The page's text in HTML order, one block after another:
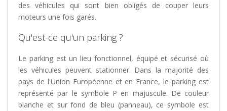
des véhicules qui sont bien obligés de couper leurs
moteurs une fois garés.
Qu'est-ce qu'un parking ?
Le parking est un lieu fonctionnel, équipé et sécurisé où
les véhicules peuvent stationner. Dans la majorité des
pays de l'Union Européenne et en France, le parking est
représenté par le symbole P en majuscule. De couleur
blanche et sur fond de bleu (panneau), ce symbole est